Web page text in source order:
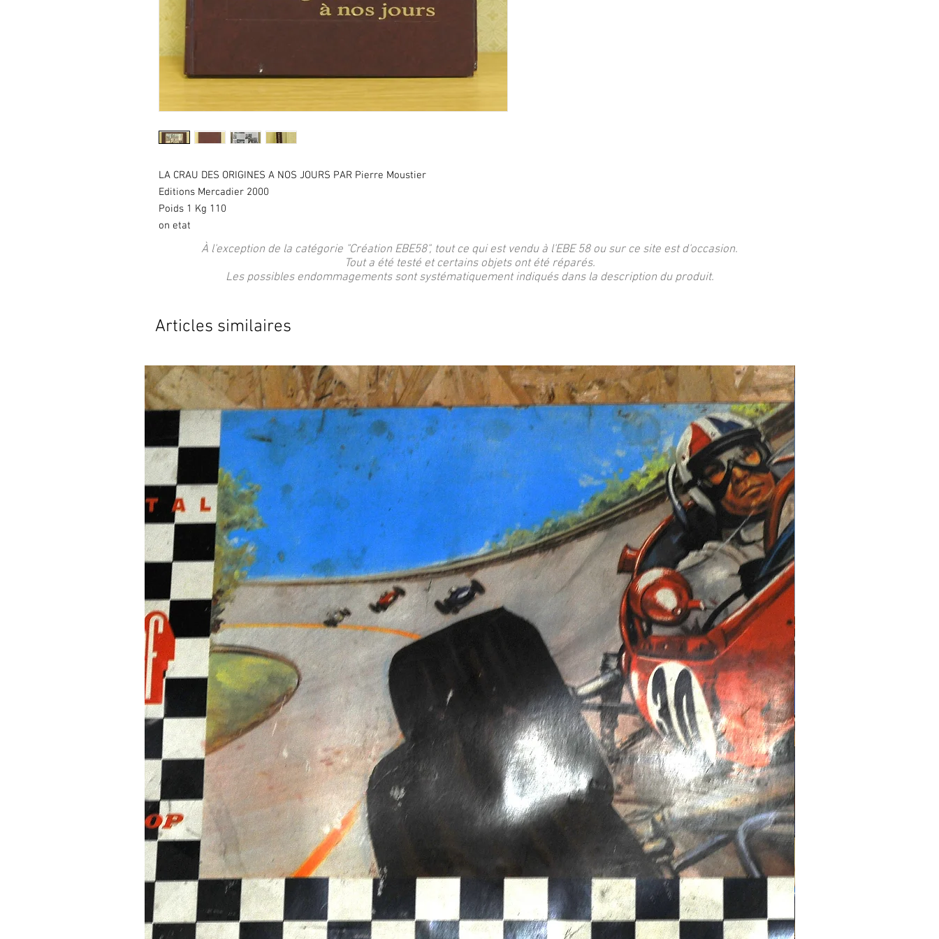
LA CRAU DES ORIGINES A NOS JOURS PAR Pierre Moustier
Editions Mercadier 2000
Poids 1 Kg 110
on etat
À l'exception de la catégorie "Création EBE58", tout ce qui est vendu à l'EBE 58 ou sur ce site est d'occasion.
Tout a été testé et certains objets ont été réparés.
Les possibles endommagements sont systématiquement indiqués dans la description du produit.
Articles similaires